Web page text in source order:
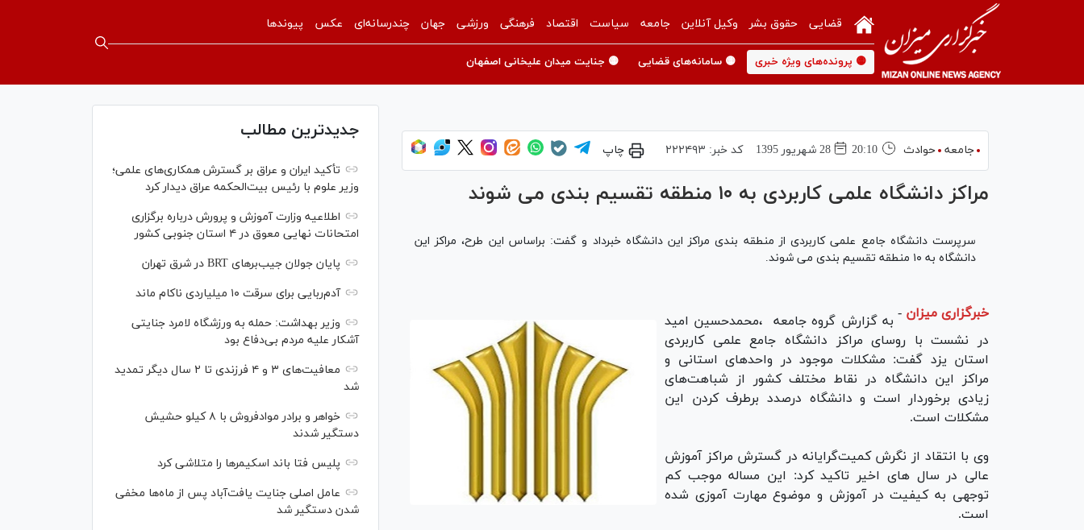
قضایی حقوق بشر وکیل آنلاین جامعه سیاست اقتصاد فرهنگی ورزشی جهان چندرسانه‌ای عکس پیوندها
🟡 پرونده‌های ویژه خبری 🟡 سامانه‌های قضایی 🟡 جنایت میدان علیخانی اصفهان
جامعه حوادث 20:10 28 شهريور 1395 کد خبر: ۲۲۲۴۹۳ چاپ
مراکز دانشگاه علمی کاربردی به ۱۰ منطقه تقسیم بندی می شوند
سرپرست دانشگاه جامع علمی کاربردی از منطقه بندی مراکز این دانشگاه خبرداد و گفت: براساس این طرح، مراکز این
دانشگاه به ۱۰ منطقه تقسیم بندی می شوند.
خبرگزاری میزان - به گزارش گروه جامعه ،محمدحسین امید
در نشست با روسای مراکز دانشگاه جامع علمی کاربردی
استان یزد گفت: مشکلات موجود در واحدهای استانی و
مراکز این دانشگاه در نقاط مختلف کشور از شباهت‌های
زیادی برخوردار است و دانشگاه درصدد برطرف کردن این
مشکلات است.
وی با انتقاد از نگرش کمیت‌گرایانه در گسترش مراکز آموزش
عالی در سال های اخیر تاکید کرد: این مساله موجب کم
توجهی به کیفیت در آموزش و موضوع مهارت آموزی شده
است.
جدیدترین مطالب
تأکید ایران و عراق بر گسترش همکاری‌های علمی؛
وزیر علوم با رئیس بیت‌الحکمه عراق دیدار کرد
اطلاعیه وزارت آموزش و پرورش درباره برگزاری
امتحانات نهایی معوق در ۴ استان جنوبی کشور
پایان جولان جیب‌بر‌های BRT در شرق تهران
آدم‌ربایی برای سرقت ۱۰ میلیاردی ناکام ماند
وزیر بهداشت: حمله به ورزشگاه لامرد جنایتی
آشکار علیه مردم بی‌دفاع بود
معافیت‌های ۳ و ۴ فرزندی تا ۲ سال دیگر تمدید
شد
خواهر و برادر موادفروش با ۸ کیلو حشیش
دستگیر شدند
پلیس فتا باند اسکیمر‌ها را متلاشی کرد
عامل اصلی جنایت یافت‌آباد پس از ماه‌ها مخفی
شدن دستگیر شد